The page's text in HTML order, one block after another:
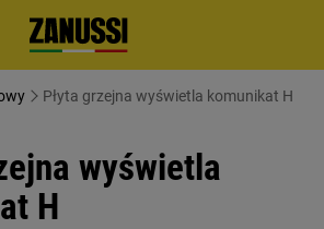
Płyta grzejna wyświetla komunikat H
wyświetla
H